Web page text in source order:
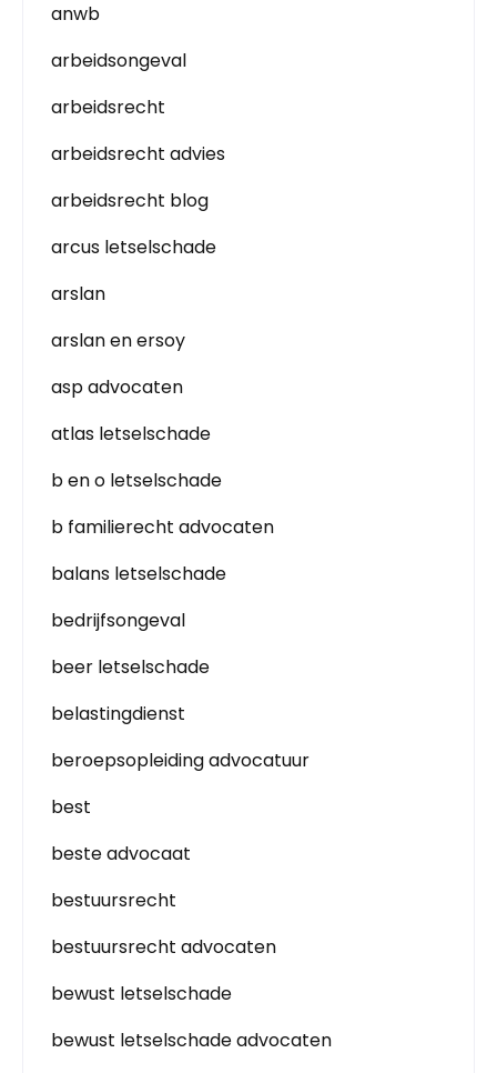
anwb
arbeidsongeval
arbeidsrecht
arbeidsrecht advies
arbeidsrecht blog
arcus letselschade
arslan
arslan en ersoy
asp advocaten
atlas letselschade
b en o letselschade
b familierecht advocaten
balans letselschade
bedrijfsongeval
beer letselschade
belastingdienst
beroepsopleiding advocatuur
best
beste advocaat
bestuursrecht
bestuursrecht advocaten
bewust letselschade
bewust letselschade advocaten